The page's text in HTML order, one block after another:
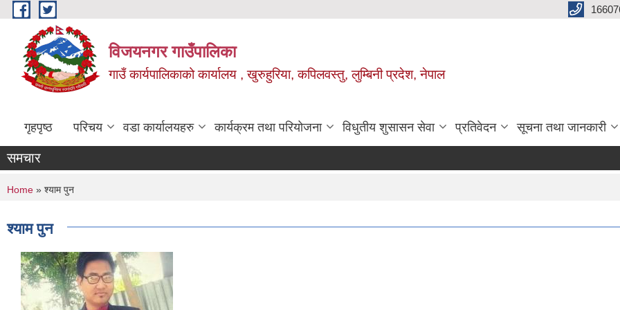
Skip to main content
विजयनगर गाउँपालिका
गाउँ कार्यपालिकाको कार्यालय , खुरुहुरिया, कपिलवस्तु, लुम्बिनी प्रदेश, नेपाल
गृहपृष्ठ परिचय वडा कार्यालयहरु कार्यक्रम तथा परियोजना विधुतीय शुसासन सेवा प्रतिवेदन सूचना तथा जानकारी
समचार
You are here
Home » श्याम पुन
श्याम पुन